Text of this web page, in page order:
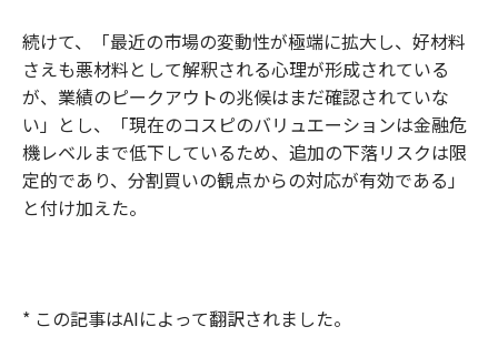
続けて、「最近の市場の変動性が極端に拡大し、好材料
さえも悪材料として解釈される心理が形成されている
が、業績のピークアウトの兆候はまだ確認されていな
い」とし、「現在のコスピのバリュエーションは金融危
機レベルまで低下しているため、追加の下落リスクは限
定的であり、分割買いの観点からの対応が有効である」
と付け加えた。
* この記事はAIによって翻訳されました。